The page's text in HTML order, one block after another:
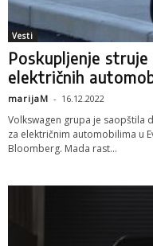
Vesti
Poskupljenje
električnih
marijaM - 16.12.2022
Volkswagen grupa je saopštila
za električnim automobilima u
Bloomberg. Mada rast...